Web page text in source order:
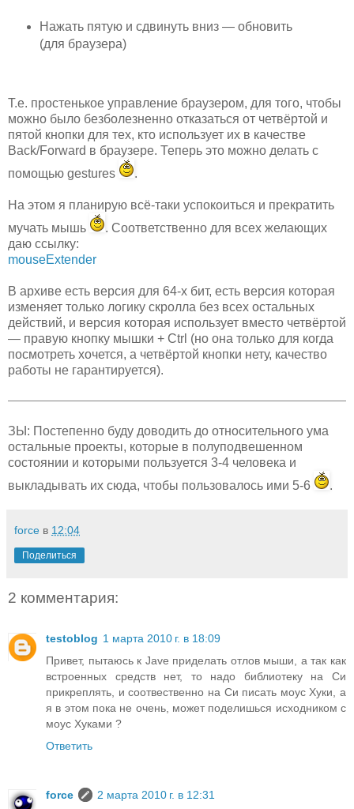
Нажать пятую и сдвинуть вниз — обновить
(для браузера)
Т.е. простенькое управление браузером, для того, чтобы
можно было безболезненно отказаться от четвёртой и
пятой кнопки для тех, кто использует их в качестве
Back/Forward в браузере. Теперь это можно делать с
помощью gestures
.
На этом я планирую всё-таки успокоиться и прекратить
мучать мышь
. Соответственно для всех желающих
даю ссылку:
mouseExtender
В архиве есть версия для 64-х бит, есть версия которая
изменяет только логику скролла без всех остальных
действий, и версия которая использует вместо четвёртой
— правую кнопку мышки + Ctrl (но она только для когда
посмотреть хочется, а четвёртой кнопки нету, качество
работы не гарантируется).
ЗЫ: Постепенно буду доводить до относительного ума
остальные проекты, которые в полуподвешенном
состоянии и которыми пользуется 3-4 человека и
выкладывать их сюда, чтобы пользовалось ими 5-6
.
force в 12:04
Поделиться
2 комментария:
testoblog 1 марта 2010 г. в 18:09
Привет, пытаюсь к Jave приделать отлов мыши, а так как
встроенных средств нет, то надо библиотеку на Си
прикреплять, и соотвественно на Си писать моус Хуки, а
я в этом пока не очень, может поделишься исходником с
моус Хуками ?
Ответить
force
2 марта 2010 г. в 12:31